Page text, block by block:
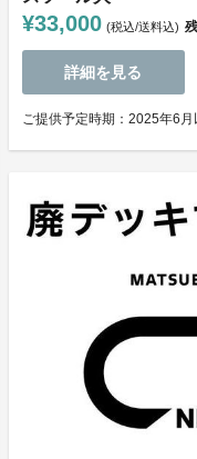
¥33,000 (税込/送料込)
詳細を見る
ご提供予定時期：2025年6月